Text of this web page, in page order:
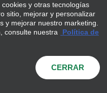
de privacidad
Consumidor
los derechos
y otras tecnologías
sitio, mejorar y personalizar
y mejorar nuestro marketing.
consulte nuestra
Política de
CERRAR